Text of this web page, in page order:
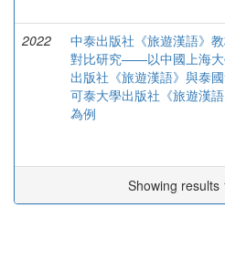
2022
中泰出版社《旅遊漢語》
對比研究——以中國上海
出版社《旅遊漢語》與泰
可泰大學出版社《旅遊漢語
為例
Showing results